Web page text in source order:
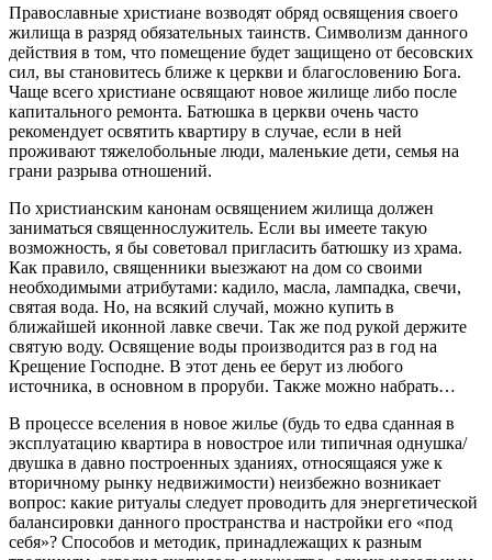
Православные христиане возводят обряд освящения своего
жилища в разряд обязательных таинств. Символизм данного
действия в том, что помещение будет защищено от бесовских
сил, вы становитесь ближе к церкви и благословению Бога.
Чаще всего христиане освящают новое жилище либо после
капитального ремонта. Батюшка в церкви очень часто
рекомендует освятить квартиру в случае, если в ней
проживают тяжелобольные люди, маленькие дети, семья на
грани разрыва отношений.
По христианским канонам освящением жилища должен
заниматься священнослужитель. Если вы имеете такую
возможность, я бы советовал пригласить батюшку из храма.
Как правило, священники выезжают на дом со своими
необходимыми атрибутами: кадило, масла, лампадка, свечи,
святая вода. Но, на всякий случай, можно купить в
ближайшей иконной лавке свечи. Так же под рукой держите
святую воду. Освящение воды производится раз в год на
Крещение Господне. В этот день ее берут из любого
источника, в основном в проруби. Также можно набрать…
В процессе вселения в новое жилье (будь то едва сданная в
эксплуатацию квартира в новострое или типичная однушка/
двушка в давно построенных зданиях, относящаяся уже к
вторичному рынку недвижимости) неизбежно возникает
вопрос: какие ритуалы следует проводить для энергетической
балансировки данного пространства и настройки его «под
себя»? Способов и методик, принадлежащих к разным